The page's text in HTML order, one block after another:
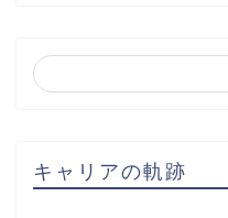
キャリアの軌跡